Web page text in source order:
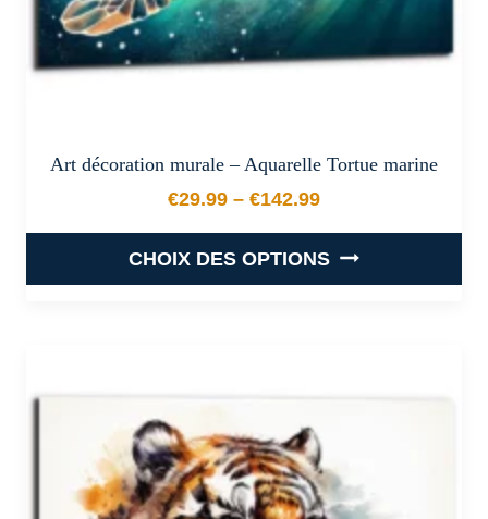
du
produit
Art décoration murale – Aquarelle Tortue marine
€29.99 – €142.99
Plage de prix : €29.99 à
CHOIX DES OPTIONS
Les
options
peuvent